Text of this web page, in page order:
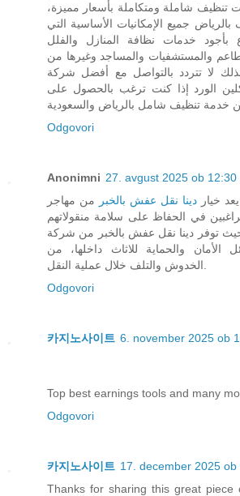
شاملة ومتكاملة بأسعار مميزة،
جميع الإمكانيات الأساسية التي
بأجود خدمات نظافة المنازل والفلل
والمستشفيات والمساجد وغيرها من
لا تتردد بالتواصل مع أفضل شركة
الورد إذا كنت ترغب بالحصول على
Odgovori
Anonimni 27. avgust 2025 ob 12:30
يعد خيار دينا نقل عفش بالخبر
من مهاجر
في الحفاظ على سلامة منقولاتهم
حيث توفر دينا نقل عفش بالخبر من شركة
الأمان والحماية للاثاث داخلها، من
الخدوش والتلف خلال عملية النقل.
Odgovori
카지노사이트 6. november 2025 ob
Top best earnings tools and many
Odgovori
카지노사이트 17. december 2025 ob
Thanks for sharing this great piece